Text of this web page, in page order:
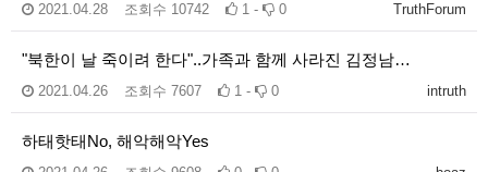
TruthForum
2021.04.28 조회수 10742 1 - 0
"북한이 날 죽이려 한다"..가족과 함께 사라진 김정남…
intruth
2021.04.26 조회수 7607 1 - 0
하태핫태No, 해악해악Yes